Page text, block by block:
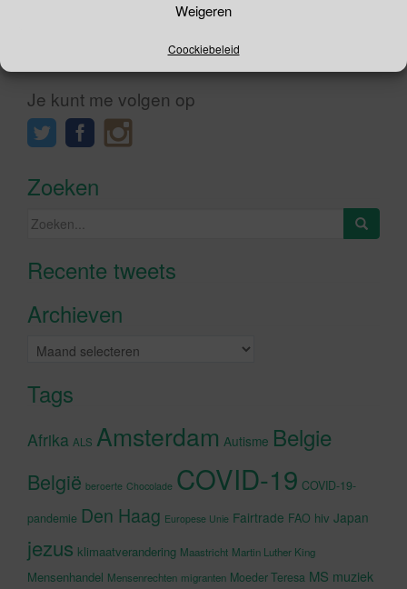
Weigeren
Coockiebeleid
Je kunt me volgen op
Zoeken
Zoeken
Recente tweetsKlik om marketing cookies te
Archieven
Archieven
Tags
Afrika ALS Amsterdam Autisme Belgie
België beroerte Chocolade COVID-19 COVID-19-
pandemie Den Haag Europese Unie Fairtrade FAO hiv Japan
jezus klimaatverandering Maastricht Martin Luther King
Mensenhandel Mensenrechten migranten Moeder Teresa MS muziek